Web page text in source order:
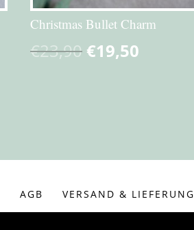
Christmas Bullet Charm
€23,90 €19,50
AGB VERSAND & LIEFERUNG